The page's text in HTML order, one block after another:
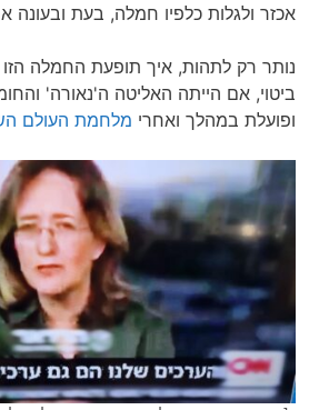
אכזר ולגלות כלפיו חמלה, בעת ובעונה
נותר רק לתהות, איך תופעת החמלה הזו
ביטוי, אם הייתה האליטה ה'נאורה'
ופועלת במהלך ואחרי מלחמת העולם